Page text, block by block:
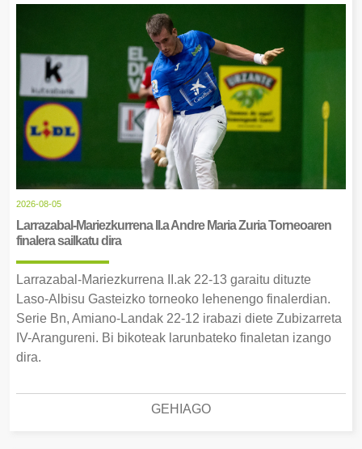
2026-08-05
Larrazabal-Mariezkurrena II.a Andre Maria Zuria Torneoaren
finalera sailkatu dira
Larrazabal-Mariezkurrena II.ak 22-13 garaitu dituzte
Laso-Albisu Gasteizko torneoko lehenengo finalerdian.
Serie Bn, Amiano-Landak 22-12 irabazi diete Zubizarreta
IV-Arangureni. Bi bikoteak larunbateko finaletan izango
dira.
GEHIAGO